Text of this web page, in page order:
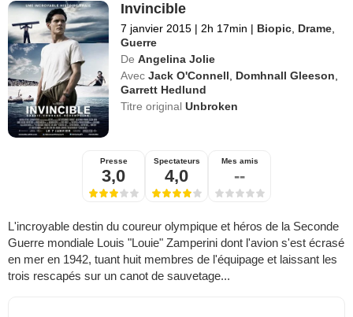
Invincible
7 janvier 2015 | 2h 17min | Biopic Drame
Guerre
De Angelina Jolie
Avec Jack O'Connell Domhnall Gleeson
Garrett Hedlund
Titre originalUnbroken
Presse
3,0
Spectateurs
4,0
Mes amis
--
L'incroyable destin du coureur olympique et héros de la Seconde
Guerre mondiale Louis "Louie" Zamperini dont l'avion s'est écrasé
en mer en 1942, tuant huit membres de l'équipage et laissant les
trois rescapés sur un canot de sauvetage...